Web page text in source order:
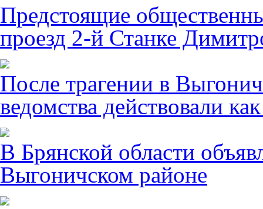
Предстоящие
проезд 2-й Станке
После трагении в
ведомства действовали
В Брянской области
Выгоничском районе